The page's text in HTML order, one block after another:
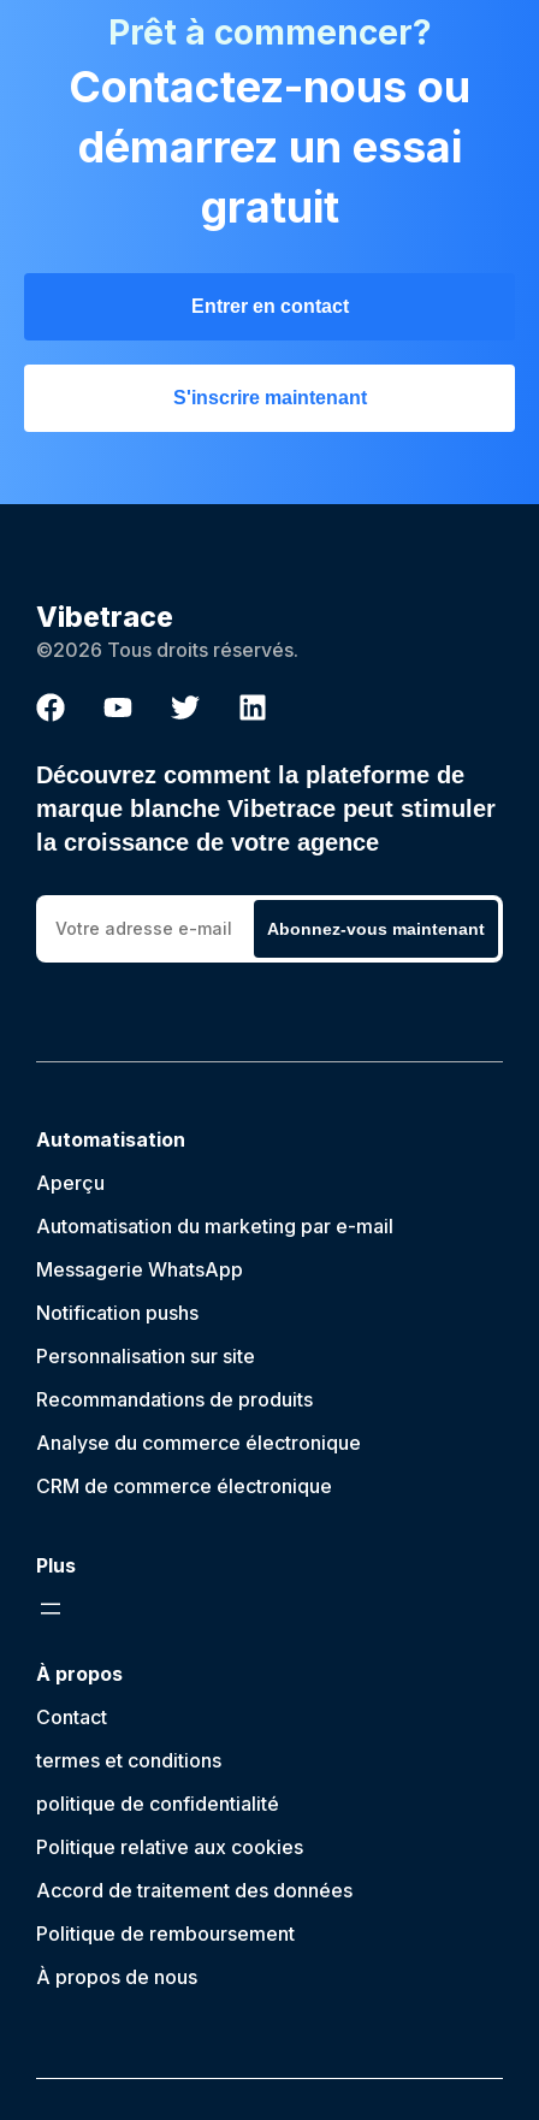
Prêt à commencer?
Contactez-nous ou
démarrez un essai
gratuit
Entrer en contact
S'inscrire maintenant
Vibetrace
©2026 Tous droits réservés.
Découvrez comment la plateforme de
marque blanche Vibetrace peut stimuler
la croissance de votre agence
Abonnez-vous maintenant
Automatisation
Aperçu
Automatisation du marketing par e-mail
Messagerie WhatsApp
Notification pushs
Personnalisation sur site
Recommandations de produits
Analyse du commerce électronique
CRM de commerce électronique
Plus
À propos
Contact
termes et conditions
politique de confidentialité
Politique relative aux cookies
Accord de traitement des données
Politique de remboursement
À propos de nous